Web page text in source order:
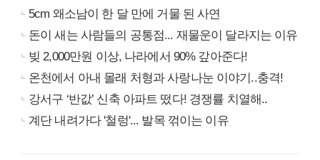
5cm 왜소남이 한 달 만에 거물 된 사연
돈이 새는 사람들의 공통점... 재물운이 달라지는 이유
빚 2,000만원 이상, 나라에서 90% 갚아준다!
온천에서 아내 몰래 처형과 사랑나눈 이야기..충격!
강서구 ‘반값’ 신축 아파트 떴다! 경쟁률 치열해..
계단 내려가다 '철렁'... 발목 꺾이는 이유